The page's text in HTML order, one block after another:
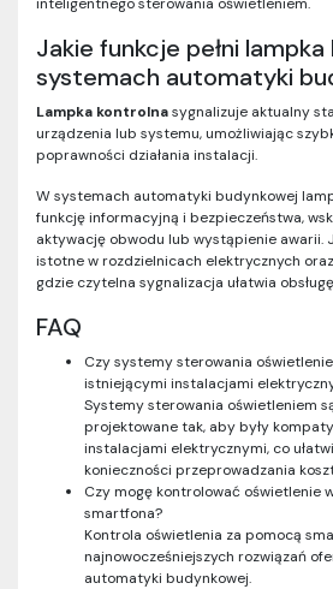
Jakie funkcje pełni
systemach automatyki
Lampka kontrolnasygnalizuje aktualny
urządzenia lub systemu, umożliwiając
poprawności działania instalacji.
W systemach automatyki budynkowej
funkcję informacyjną i bezpieczeństwa,
aktywację obwodu lub wystąpienie awarii.
istotne w rozdzielnicach elektrycznych
gdzie czytelna sygnalizacja ułatwia
FAQ
Czy systemy sterowania
istniejącymi instalacjami
Systemy sterowania oświetleniem
projektowane tak, aby były
instalacjami elektrycznymi, co
konieczności przeprowadzania
Czy mogę kontrolować oświetlenie
smartfona?
Kontrola oświetlenia za pomocą
najnowocześniejszych rozwiązań
automatyki budynkowej.